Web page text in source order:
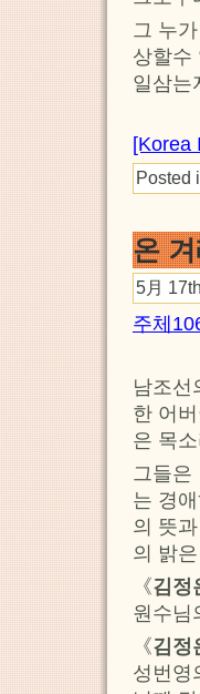
그 누
상할수
일삼는
[Korea
Posted
온
5月
주체
남조선
한 어
은 목
그들
는 경
의 뜻
의 밝
《김정
원수님
《김정
성번영